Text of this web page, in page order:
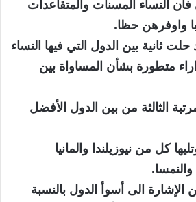
النساء المسنات والمتقاعدات
واوفرهن حظا.
ثانية بين الدول التي فيها النساء
متطورة بشأن المساواة بين
الثالثة من بين الدول الأفضل
كل من نيوزيلندا والمانيا
الإشارة الى أسوأ الدول بالنسبة